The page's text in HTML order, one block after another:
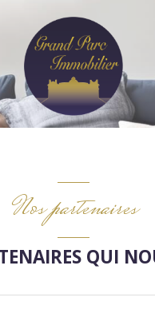
Nos partenaires
QUI